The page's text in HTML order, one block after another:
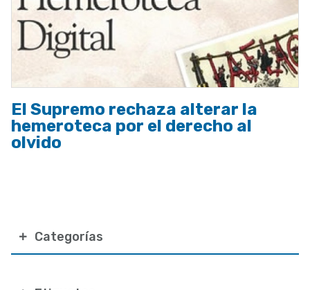
Categorías
El Supremo rechaza alterar la
hemeroteca por el derecho al
olvido